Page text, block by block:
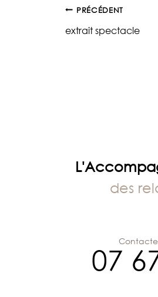
PRÉCÉDENT
extrait spectacle
des
07